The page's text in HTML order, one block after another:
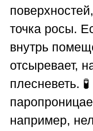
точка росы.
внутрь
отсыревает,
плесневеть.
например,